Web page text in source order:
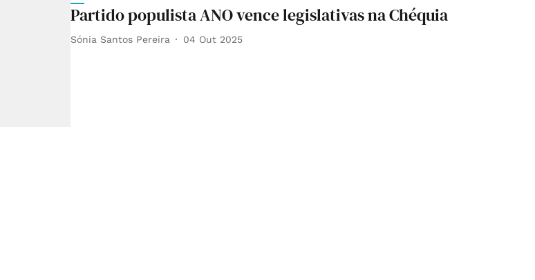
Partido populista ANO vence legislativas na Chéquia
Sónia Santos Pereira 04 Out 2025